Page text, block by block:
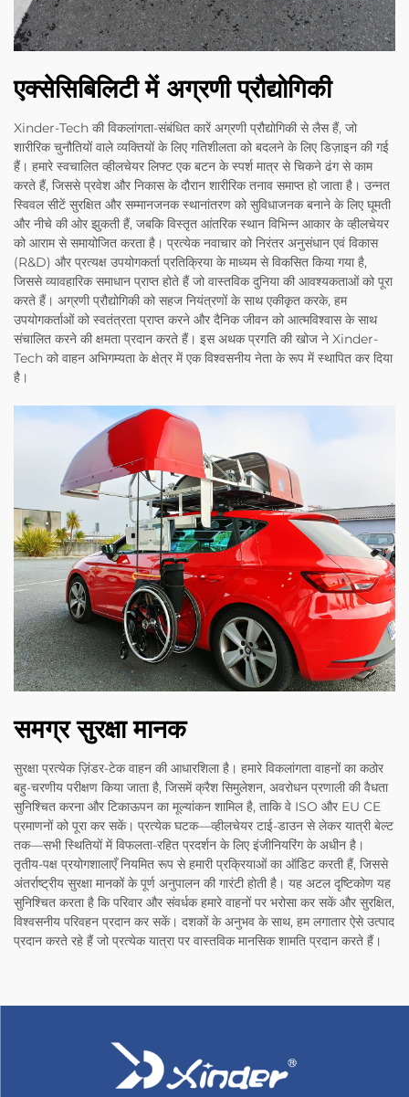
एक्सेसिबिलिटी में अग्रणी प्रौद्योगिकी
Xinder-Tech की विकलांगता-संबंधित कारें अग्रणी प्रौद्योगिकी से लैस हैं, जो
शारीरिक चुनौतियों वाले व्यक्तियों के लिए गतिशीलता को बदलने के लिए डिज़ाइन की गई
हैं। हमारे स्वचालित व्हीलचेयर लिफ्ट एक बटन के स्पर्श मात्र से चिकने ढंग से काम
करते हैं, जिससे प्रवेश और निकास के दौरान शारीरिक तनाव समाप्त हो जाता है। उन्नत
स्विवल सीटें सुरक्षित और सम्मानजनक स्थानांतरण को सुविधाजनक बनाने के लिए घूमती
और नीचे की ओर झुकती हैं, जबकि विस्तृत आंतरिक स्थान विभिन्न आकार के व्हीलचेयर
को आराम से समायोजित करता है। प्रत्येक नवाचार को निरंतर अनुसंधान एवं विकास
(R&D) और प्रत्यक्ष उपयोगकर्ता प्रतिक्रिया के माध्यम से विकसित किया गया है,
जिससे व्यावहारिक समाधान प्राप्त होते हैं जो वास्तविक दुनिया की आवश्यकताओं को पूरा
करते हैं। अग्रणी प्रौद्योगिकी को सहज नियंत्रणों के साथ एकीकृत करके, हम
उपयोगकर्ताओं को स्वतंत्रता प्राप्त करने और दैनिक जीवन को आत्मविश्वास के साथ
संचालित करने की क्षमता प्रदान करते हैं। इस अथक प्रगति की खोज ने Xinder-
Tech को वाहन अभिगम्यता के क्षेत्र में एक विश्वसनीय नेता के रूप में स्थापित कर दिया
है।
समग्र सुरक्षा मानक
सुरक्षा प्रत्येक ज़िंडर-टेक वाहन की आधारशिला है। हमारे विकलांगता वाहनों का कठोर
बहु-चरणीय परीक्षण किया जाता है, जिसमें क्रैश सिमुलेशन, अवरोधन प्रणाली की वैधता
सुनिश्चित करना और टिकाऊपन का मूल्यांकन शामिल है, ताकि वे ISO और EU CE
प्रमाणनों को पूरा कर सकें। प्रत्येक घटक—व्हीलचेयर टाई-डाउन से लेकर यात्री बेल्ट
तक—सभी स्थितियों में विफलता-रहित प्रदर्शन के लिए इंजीनियरिंग के अधीन है।
तृतीय-पक्ष प्रयोगशालाएँ नियमित रूप से हमारी प्रक्रियाओं का ऑडिट करती हैं, जिससे
अंतर्राष्ट्रीय सुरक्षा मानकों के पूर्ण अनुपालन की गारंटी होती है। यह अटल दृष्टिकोण यह
सुनिश्चित करता है कि परिवार और संवर्धक हमारे वाहनों पर भरोसा कर सकें और सुरक्षित,
विश्वसनीय परिवहन प्रदान कर सकें। दशकों के अनुभव के साथ, हम लगातार ऐसे उत्पाद
प्रदान करते रहे हैं जो प्रत्येक यात्रा पर वास्तविक मानसिक शामति प्रदान करते हैं।